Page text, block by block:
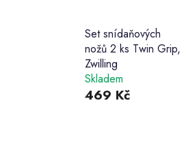
Set snídaňových
nožů 2 ks Twin Grip,
Zwilling
Skladem
469 Kč